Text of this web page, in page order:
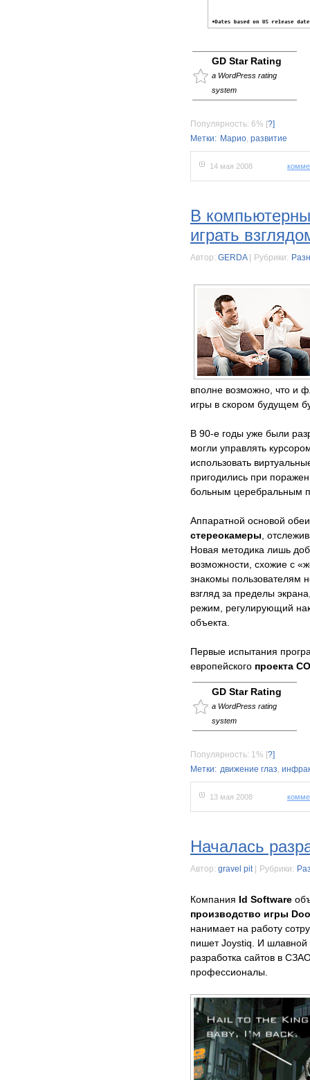
GD Star Rating
a WordPress rating
system
Популярность: 6% [?]
Метки: Марио, развитие
14 мая 2008
В
играть
Автор: GERDA| Рубрики:
вполне возможно, что и
игры в скором будущем
В 90-е годы уже были
могли управлять
использовать
пригодились при
больным церебральным
Аппаратной основой
стереокамеры,
Новая методика лишь
возможности, схожие с
знакомы пользователям
взгляд за пределы
режим, регулирующий
объекта.
Первые испытания
европейского проекта
GD Star Rating
a WordPress rating
system
Популярность: 1% [?]
Метки: движение глаз,
13 мая 2008
Началась
Автор: gravel pit| Рубрики:
Компания Id Software
производство игры
нанимает на работу
пишет Joystiq. И шлавной
разработка сайтов в
профессионалы.